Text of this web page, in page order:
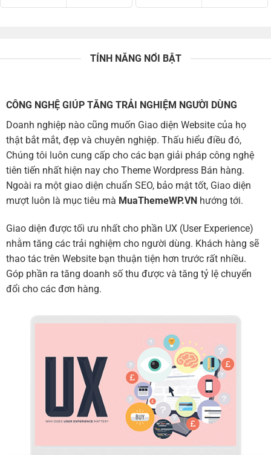
TÍNH NĂNG NỔI BẬT
CÔNG NGHỆ GIÚP TĂNG TRẢI NGHIỆM NGƯỜI DÙNG
Doanh nghiệp nào cũng muốn Giao diện Website của họ
thật bắt mắt, đẹp và chuyên nghiệp. Thấu hiểu điều đó,
Chúng tôi luôn cung cấp cho các bạn giải pháp công nghệ
tiên tiến nhất hiện nay cho Theme Wordpress Bán hàng.
Ngoài ra một giao diện chuẩn SEO, bảo mật tốt, Giao diện
mượt luôn là mục tiêu mà MuaThemeWP.VN hướng tới.
Giao diện được tối ưu nhất cho phần UX (User Experience)
nhằm tăng các trải nghiệm cho người dùng. Khách hàng sẽ
thao tác trên Website bạn thuận tiện hơn trước rất nhiều.
Góp phần ra tăng doanh số thu được và tăng tỷ lệ chuyển
đổi cho các đơn hàng.